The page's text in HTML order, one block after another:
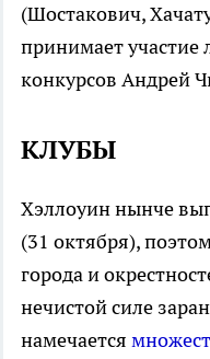
(Шостакович,
принимает участие
конкурсов Андрей
КЛУБЫ
Хэллоуин нынче
(31 октября),
города и
нечистой силе
намечается